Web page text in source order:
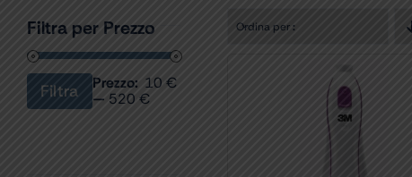
Filtra per Prezzo
Prezzo
Min
Prezzo
Max
Filtra Prezzo: 10 €
— 520 €
Ordina per: